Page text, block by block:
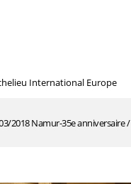
International Europe
2018 Namur-35e anniversaire/